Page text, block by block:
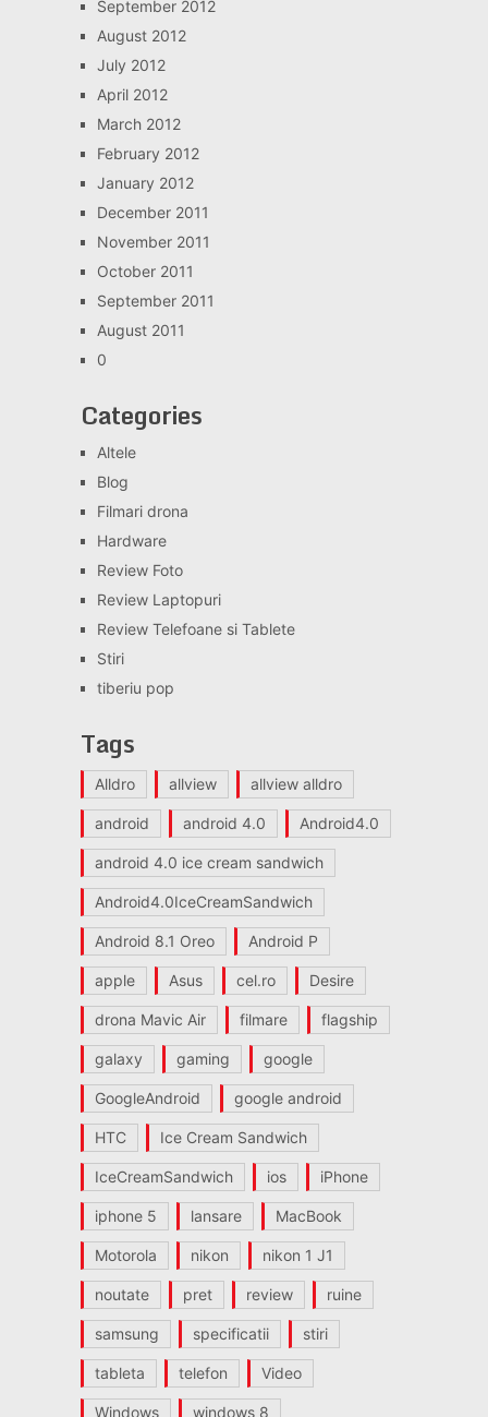
September 2012
August 2012
July 2012
April 2012
March 2012
February 2012
January 2012
December 2011
November 2011
October 2011
September 2011
August 2011
0
Categories
Altele
Blog
Filmari drona
Hardware
Review Foto
Review Laptopuri
Review Telefoane si Tablete
Stiri
tiberiu pop
Tags
Alldro allview allview alldro
android android 4.0 Android4.0
android 4.0 ice cream sandwich
Android4.0IceCreamSandwich
Android 8.1 Oreo Android P
apple Asus cel.ro Desire
drona Mavic Air filmare flagship
galaxy gaming google
GoogleAndroid google android
HTC Ice Cream Sandwich
IceCreamSandwich ios iPhone
iphone 5 lansare MacBook
Motorola nikon nikon 1 J1
noutate pret review ruine
samsung specificatii stiri
tableta telefon Video
Windows windows 8